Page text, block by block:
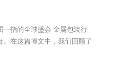
一指的全球盛会 金属包装行
在这篇博文中，我们回顾了